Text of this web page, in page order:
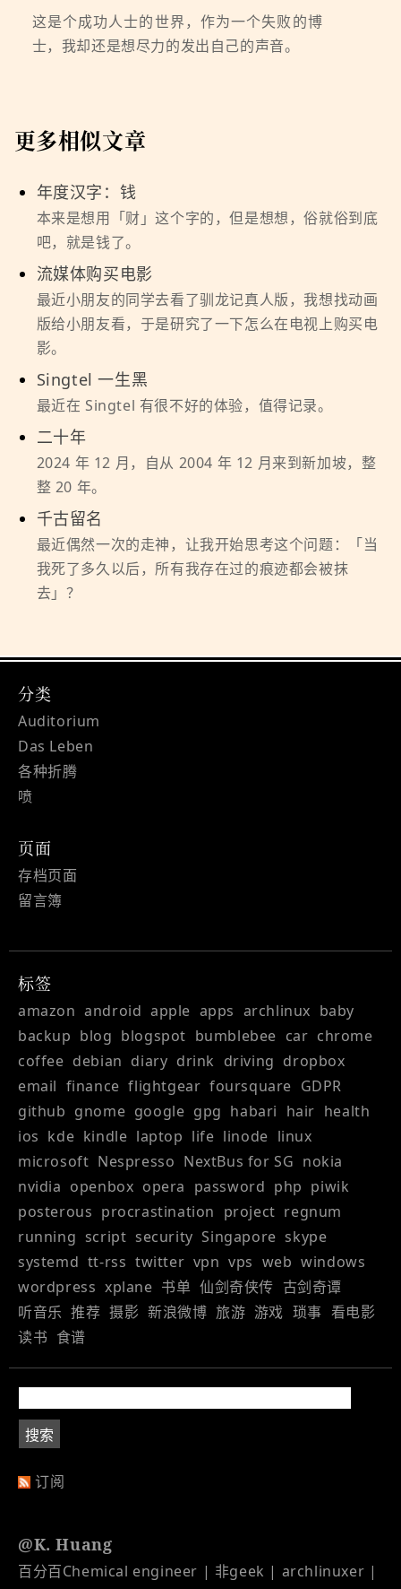
这是个成功人士的世界，作为一个失败的博
士，我却还是想尽力的发出自己的声音。
更多相似文章
年度汉字：钱
本来是想用「财」这个字的，但是想想，俗就俗到底
吧，就是钱了。
流媒体购买电影
最近小朋友的同学去看了驯龙记真人版，我想找动画
版给小朋友看，于是研究了一下怎么在电视上购买电
影。
Singtel 一生黑
最近在 Singtel 有很不好的体验，值得记录。
二十年
2024 年 12 月，自从 2004 年 12 月来到新加坡，整
整 20 年。
千古留名
最近偶然一次的走神，让我开始思考这个问题：「当
我死了多久以后，所有我存在过的痕迹都会被抹
去」？
分类
Auditorium
Das Leben
各种折腾
喷
页面
存档页面
留言簿
标签
amazon android apple apps archlinux baby
backup blog blogspot bumblebee car chrome
coffee debian diary drink driving dropbox
email finance flightgear foursquare GDPR
github gnome google gpg habari hair health
ios kde kindle laptop life linode linux
microsoft Nespresso NextBus for SG nokia
nvidia openbox opera password php piwik
posterous procrastination project regnum
running script security Singapore skype
systemd tt-rss twitter vpn vps web windows
wordpress xplane 书单 仙剑奇侠传 古剑奇谭
听音乐 推荐 摄影 新浪微博 旅游 游戏 琐事 看电影
读书 食谱
订阅
@K. Huang
百分百Chemical engineer | 非geek | archlinuxer |